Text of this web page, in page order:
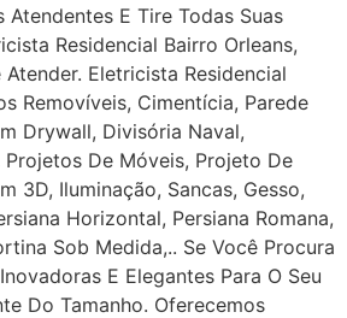
Atendentes E Tire Todas Suas
Residencial Bairro Orleans,
Atender. Eletricista Residencial
Removíveis, Cimentícia, Parede
Drywall, Divisória Naval,
Projetos De Móveis, Projeto De
3D, Iluminação, Sancas, Gesso,
Horizontal, Persiana Romana,
Sob Medida,.. Se Você Procura
E Elegantes Para O Seu
Do Tamanho. Oferecemos